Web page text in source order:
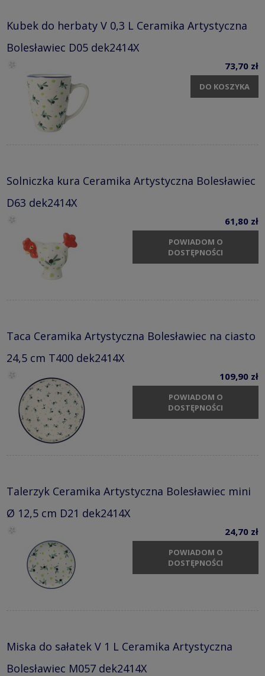
Kubek do herbaty V 0,3 L Ceramika Artystyczna
Bolesławiec D05 dek2414X
73,70 zł
DO KOSZYKA
Solniczka kura Ceramika Artystyczna Bolesławiec
D63 dek2414X
61,80 zł
POWIADOM O
DOSTĘPNOŚCI
Taca Ceramika Artystyczna Bolesławiec na ciasto
24,5 cm T400 dek2414X
109,90 zł
POWIADOM O
DOSTĘPNOŚCI
Talerzyk Ceramika Artystyczna Bolesławiec mini
Ø 12,5 cm D21 dek2414X
24,70 zł
POWIADOM O
DOSTĘPNOŚCI
Miska do sałatek V 1 L Ceramika Artystyczna
Bolesławiec M057 dek2414X